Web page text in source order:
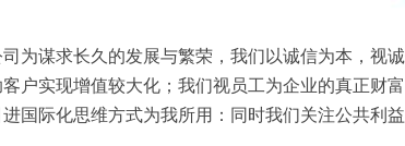
为谋求长久的发展与繁荣，我们以诚信为本，视
户实现增值较大化；我们视员工为企业的真正财
国际化思维方式为我所用：同时我们关注公共利